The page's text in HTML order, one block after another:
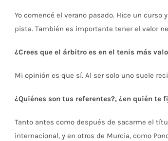
Yo comencé el verano pasado. Hice un
pista. También es importante tener el valor
¿Crees que el árbitro es en el tenis más
Mi opinión es que sí. Al ser solo uno suele
¿Quiénes son tus referentes?, ¿en quién te
Tanto antes como después de sacarme el
internacional, y en otros de Murcia, como